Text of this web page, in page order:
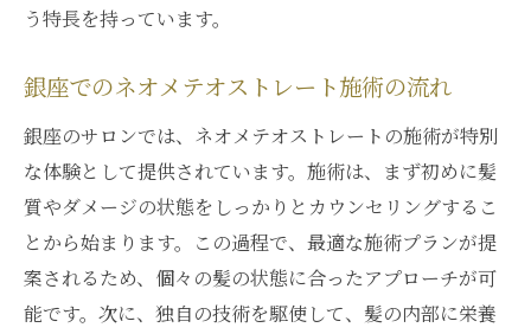
銀座サロンでのネオメテオストレート成功
柔らかさを追求するネオメテオストレート
の技術
銀座の洗練されたサロンで体験する髪質改善の
進化
銀座サロンでの最新髪質改善アプローチ
洗練されたスタイリストによる髪質改善の
秘訣
う特長を持っています。
銀座でのネオメテオストレート施術の流れ
銀座のサロンでは、ネオメテオストレートの施術が特別
な体験として提供されています。施術は、まず初めに髪
質やダメージの状態をしっかりとカウンセリングするこ
とから始まります。この過程で、最適な施術プランが提
案されるため、個々の髪の状態に合ったアプローチが可
能です。次に、独自の技術を駆使して、髪の内部に栄養